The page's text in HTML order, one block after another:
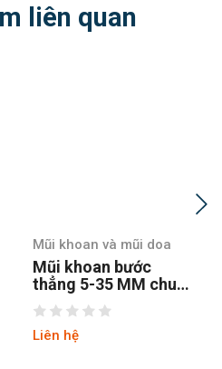
liên quan
Mũi khoan và mũi doa
Mũi khoan bước
thẳng chuôi tròn 4-
hss4241 tin
Liên hệ